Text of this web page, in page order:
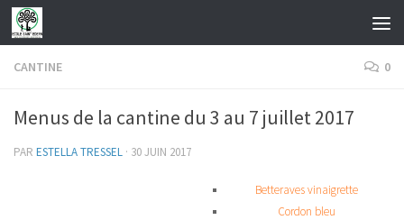
Skip to content
CANTINE 0
Menus de la cantine du 3 au 7 juillet 2017
PAR ESTELLA TRESSEL · 30 JUIN 2017
Betteraves vinaigrette
Cordon bleu